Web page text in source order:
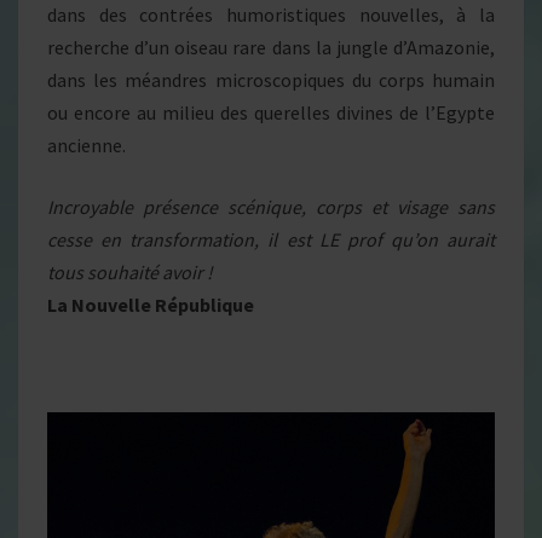
dans des contrées humoristiques nouvelles, à la
recherche d’un oiseau rare dans la jungle d’Amazonie,
dans les méandres microscopiques du corps humain
ou encore au milieu des querelles divines de l’Egypte
ancienne.
Incroyable présence scénique, corps et visage sans
cesse en transformation, il est LE prof qu’on aurait
tous souhaité avoir !
La Nouvelle République